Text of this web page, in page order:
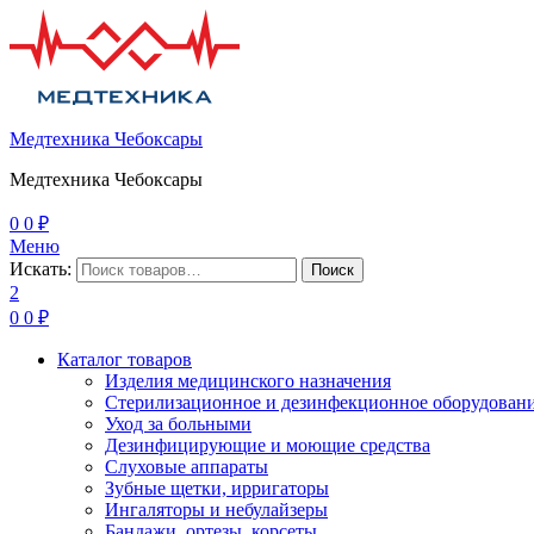
Медтехника Чебоксары
Медтехника Чебоксары
0 0 ₽
Меню
Искать:
Поиск
2
0 0 ₽
Каталог товаров
Изделия медицинского назначения
Стерилизационное и дезинфекционное
Уход за больными
Дезинфицирующие и моющие средства
Слуховые аппараты
Зубные щетки, ирригаторы
Ингаляторы и небулайзеры